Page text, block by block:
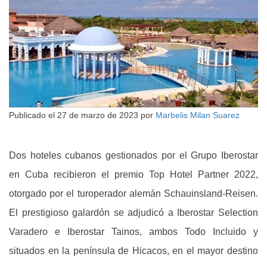
Publicado el 27 de marzo de 2023 por Marbelis Milan Suarez
Dos hoteles cubanos gestionados por el Grupo Iberostar
en Cuba recibieron el premio Top Hotel Partner 2022,
otorgado por el turoperador alemán Schauinsland-Reisen.
El prestigioso galardón se adjudicó a Iberostar Selection
Varadero e Iberostar Tainos, ambos Todo Incluido y
situados en la península de Hicacos, en el mayor destino